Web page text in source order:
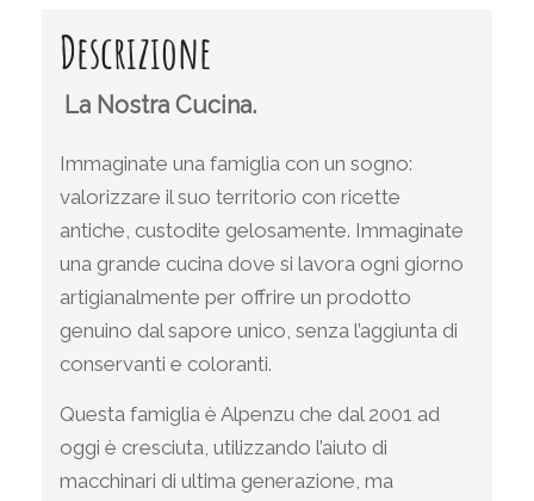
Descrizione
La Nostra Cucina.
Immaginate una famiglia con un sogno:
valorizzare il suo territorio con ricette
antiche, custodite gelosamente. Immaginate
una grande cucina dove si lavora ogni giorno
artigianalmente per offrire un prodotto
genuino dal sapore unico, senza l’aggiunta di
conservanti e coloranti.
Questa famiglia è Alpenzu che dal 2001 ad
oggi è cresciuta, utilizzando l’aiuto di
macchinari di ultima generazione, ma